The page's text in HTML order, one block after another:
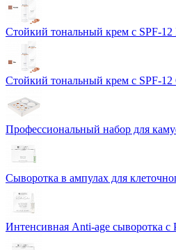
Стойкий тональный крем с SPF-
Стойкий тональный крем с SPF-
Профессиональный набор для
Сыворотка в ампулах для
Интенсивная Anti-age сыворотка